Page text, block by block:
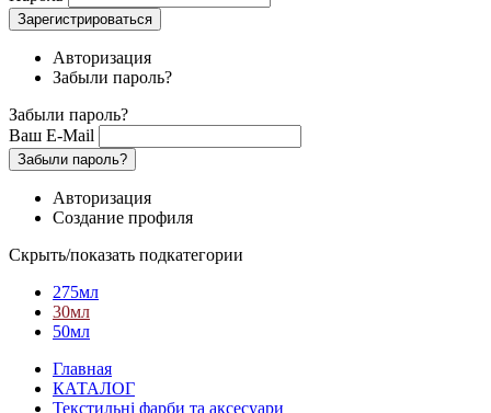
Зарегистрироваться
Авторизация
Забыли пароль?
Забыли пароль?
Ваш E-Mail
Забыли пароль?
Авторизация
Создание профиля
Скрыть/показать подкатегории
275мл
30мл
50мл
Главная
КАТАЛОГ
Текстильні фарби та аксесуари